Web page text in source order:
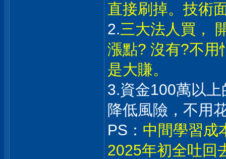
直接刷掉。技術
2.三大法人買，
漲點? 沒有?不用
是大賺。
3.資金100萬以
降低風險，不用
PS： 中間學習成
2025年初全吐回